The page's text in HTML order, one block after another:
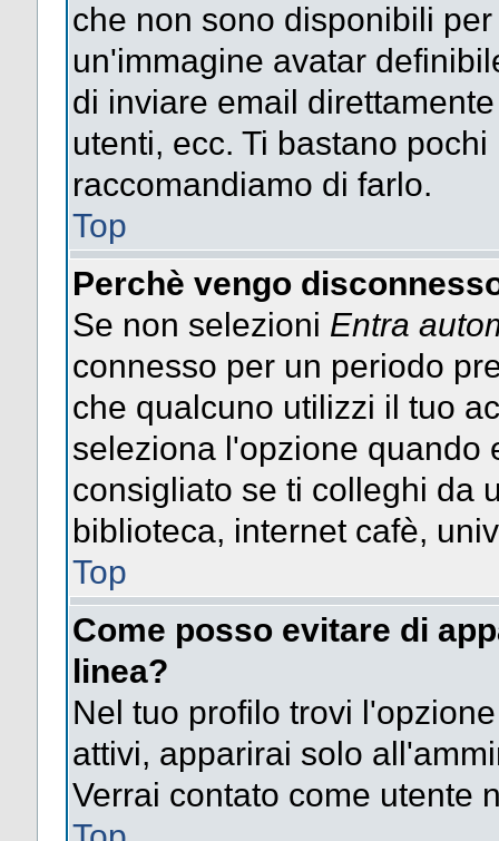
che non sono disponibili
un'immagine avatar
di inviare email
utenti, ecc. Ti bastano
raccomandiamo di farlo.
Top
Perchè vengo
Se non selezioni Entra
connesso per un periodo
che qualcuno utilizzi il tuo
seleziona l'opzione quando
consigliato se ti colleghi da
biblioteca, internet cafè,
Top
Come posso evitare di
linea?
Nel tuo profilo trovi
attivi, apparirai solo
Verrai contato come utente